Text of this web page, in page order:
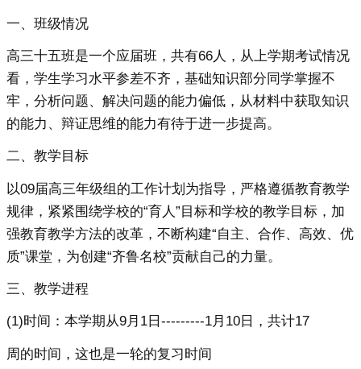
一、班级情况
高三十五班是一个应届班，共有66人，从上学期考试情况
看，学生学习水平参差不齐，基础知识部分同学掌握不
牢，分析问题、解决问题的能力偏低，从材料中获取知识
的能力、辩证思维的能力有待于进一步提高。
二、教学目标
以09届高三年级组的工作计划为指导，严格遵循教育教学
规律，紧紧围绕学校的“育人”目标和学校的教学目标，加
强教育教学方法的改革，不断构建“自主、合作、高效、优
质”课堂，为创建“齐鲁名校”贡献自己的力量。
三、教学进程
(1)时间：本学期从9月1日---------1月10日，共计17
周的时间，这也是一轮的复习时间